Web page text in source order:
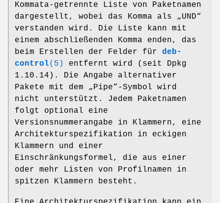
Kommata-getrennte Liste von Paketnamen
dargestellt, wobei das Komma als „UND“
verstanden wird. Die Liste kann mit
einem abschließenden Komma enden, das
beim Erstellen der Felder für deb-
control(5)
entfernt wird (seit Dpkg
1.10.14). Die Angabe alternativer
Pakete mit dem „Pipe“-Symbol wird
nicht unterstützt. Jedem Paketnamen
folgt optional eine
Versionsnummerangabe in Klammern, eine
Architekturspezifikation in eckigen
Klammern und einer
Einschränkungsformel, die aus einer
oder mehr Listen von Profilnamen in
spitzen Klammern besteht.